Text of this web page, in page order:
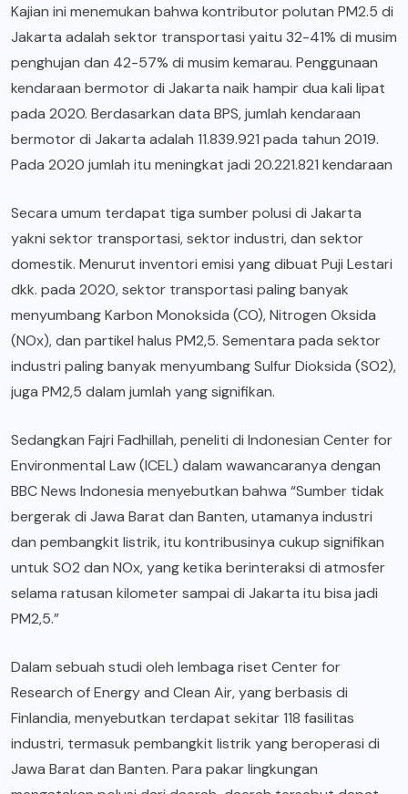
Kajian ini menemukan bahwa kontributor polutan PM2.5 di
Jakarta adalah sektor transportasi yaitu 32-41% di musim
penghujan dan 42-57% di musim kemarau. Penggunaan
kendaraan bermotor di Jakarta naik hampir dua kali lipat
pada 2020. Berdasarkan data BPS, jumlah kendaraan
bermotor di Jakarta adalah 11.839.921 pada tahun 2019.
Pada 2020 jumlah itu meningkat jadi 20.221.821 kendaraan
Secara umum terdapat tiga sumber polusi di Jakarta
yakni sektor transportasi, sektor industri, dan sektor
domestik. Menurut inventori emisi yang dibuat Puji Lestari
dkk. pada 2020, sektor transportasi paling banyak
menyumbang Karbon Monoksida (CO), Nitrogen Oksida
(NOx), dan partikel halus PM2,5. Sementara pada sektor
industri paling banyak menyumbang Sulfur Dioksida (SO2),
juga PM2,5 dalam jumlah yang signifikan.
Sedangkan Fajri Fadhillah, peneliti di Indonesian Center for
Environmental Law (ICEL) dalam wawancaranya dengan
BBC News Indonesia menyebutkan bahwa “Sumber tidak
bergerak di Jawa Barat dan Banten, utamanya industri
dan pembangkit listrik, itu kontribusinya cukup signifikan
untuk SO2 dan NOx, yang ketika berinteraksi di atmosfer
selama ratusan kilometer sampai di Jakarta itu bisa jadi
PM2,5.”
Dalam sebuah studi oleh lembaga riset Center for
Research of Energy and Clean Air, yang berbasis di
Finlandia, menyebutkan terdapat sekitar 118 fasilitas
industri, termasuk pembangkit listrik yang beroperasi di
Jawa Barat dan Banten. Para pakar lingkungan